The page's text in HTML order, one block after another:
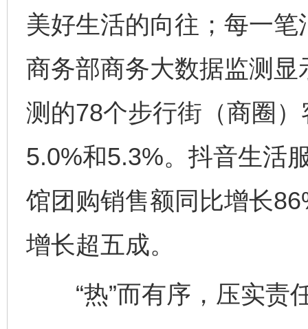
美好生活的向往；每一
商务部商务大数据监测
测的78个步行街（商圈
5.0%和5.3%。抖音生活
馆团购销售额同比增长
增长超五成。
“热”而有序，压实责